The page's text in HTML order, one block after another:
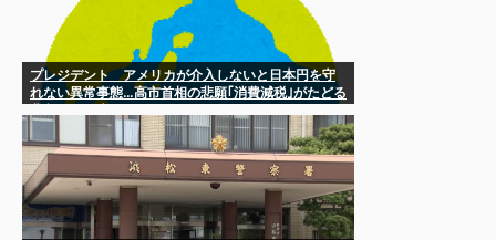
プレジデント アメリカが介入しないと日本円を守
れない異常事態…高市首相の悲願｢消費減税｣がたどる